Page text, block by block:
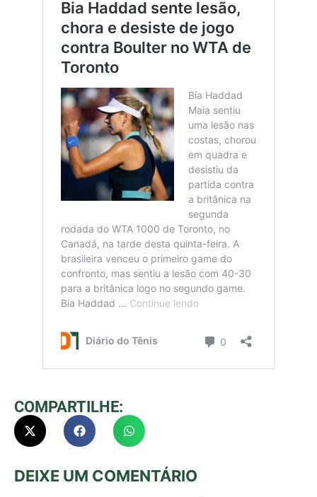
COMPARTILHE:
DEIXE UM COMENTÁRIO